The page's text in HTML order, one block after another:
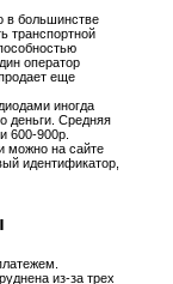
в большинстве
транспортной
оператор
еще
иногда
деньги. Средняя
600-900р.
можно на сайте
идентификатор,
из-за трех